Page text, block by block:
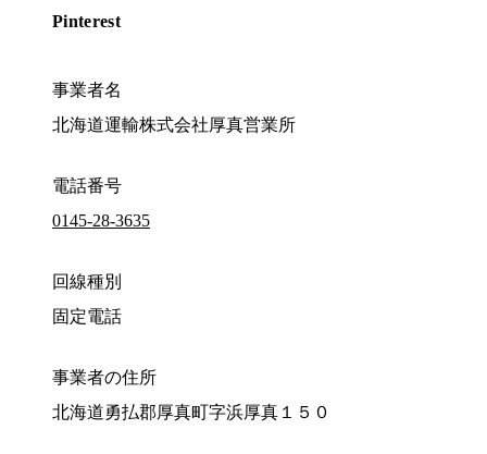
Pinterest
事業者名
北海道運輸株式会社厚真営業所
電話番号
0145-28-3635
回線種別
固定電話
事業者の住所
北海道勇払郡厚真町字浜厚真１５０